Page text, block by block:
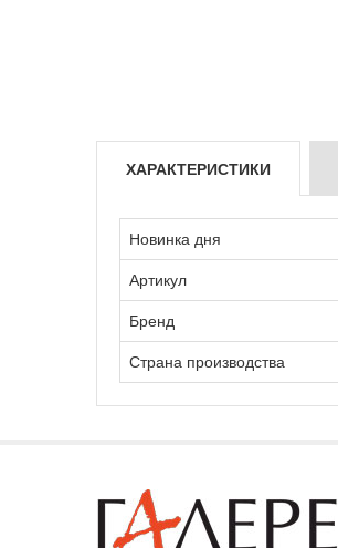
ХАРАКТЕРИСТИКИ
Новинка дня
Артикул
Бренд
Страна производства